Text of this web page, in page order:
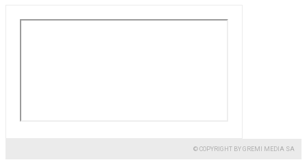
© COPYRIGHT BY GREMI MEDIA SA